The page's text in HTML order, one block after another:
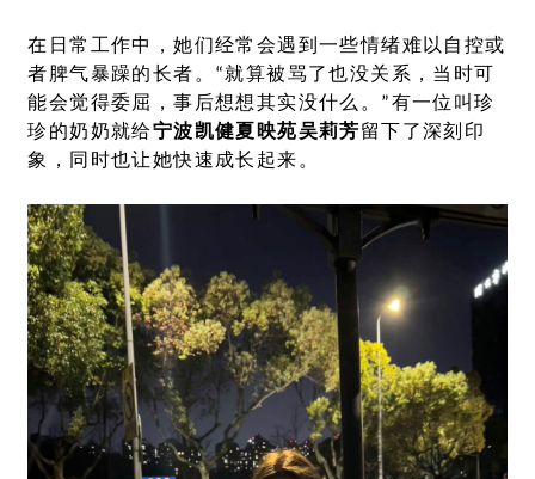
在日常工作中，她们经常会遇到一些情绪难以自控或
者脾气暴躁的长者。“就算被骂了也没关系，当时可
能会觉得委屈，事后想想其实没什么。”有一位叫珍
珍的奶奶就给宁波凯健夏映苑吴莉芳留下了深刻印
象，同时也让她快速成长起来。